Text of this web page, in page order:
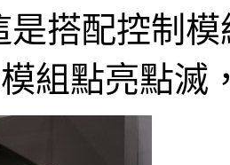
是搭配控制
組點亮點滅